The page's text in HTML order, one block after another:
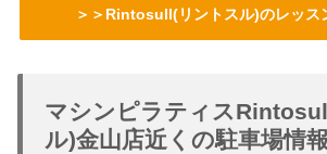
＞＞Rintosull(リントスル)のレッス
マシンピラティス
ル)金山店近くの駐車場情報